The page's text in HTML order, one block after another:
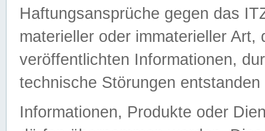
Haftungsansprüche gegen das
materieller oder immaterieller
veröffentlichten Informationen,
technische Störungen
Informationen, Produkte oder